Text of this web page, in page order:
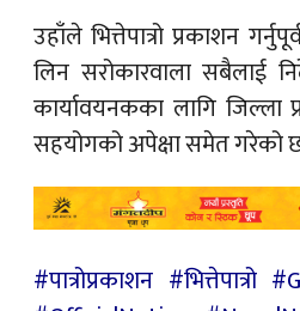
उहाँले भित्तेपात्रो प्रकाशन
लिन सरोकारवाला सबैलाई
कार्यावयनकका लागि जिल्ला
सहयोगको अपेक्षा समेत गरेको
#पात्रोप्रकाशन